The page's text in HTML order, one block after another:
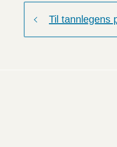
Til tannlegens